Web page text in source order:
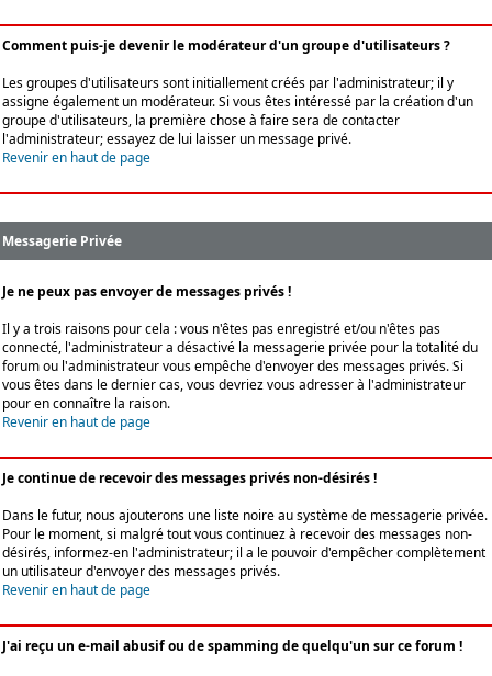
Comment puis-je devenir le modérateur d'un groupe d'utilisateurs ?
Les groupes d'utilisateurs sont initiallement créés par l'administrateur; il y
assigne également un modérateur. Si vous êtes intéressé par la création d'un
groupe d'utilisateurs, la première chose à faire sera de contacter
l'administrateur; essayez de lui laisser un message privé.
Revenir en haut de page
Messagerie Privée
Je ne peux pas envoyer de messages privés !
Il y a trois raisons pour cela : vous n'êtes pas enregistré et/ou n'êtes pas
connecté, l'administrateur a désactivé la messagerie privée pour la totalité du
forum ou l'administrateur vous empêche d'envoyer des messages privés. Si
vous êtes dans le dernier cas, vous devriez vous adresser à l'administrateur
pour en connaître la raison.
Revenir en haut de page
Je continue de recevoir des messages privés non-désirés !
Dans le futur, nous ajouterons une liste noire au système de messagerie privée.
Pour le moment, si malgré tout vous continuez à recevoir des messages non-
désirés, informez-en l'administrateur; il a le pouvoir d'empêcher complètement
un utilisateur d'envoyer des messages privés.
Revenir en haut de page
J'ai reçu un e-mail abusif ou de spamming de quelqu'un sur ce forum !